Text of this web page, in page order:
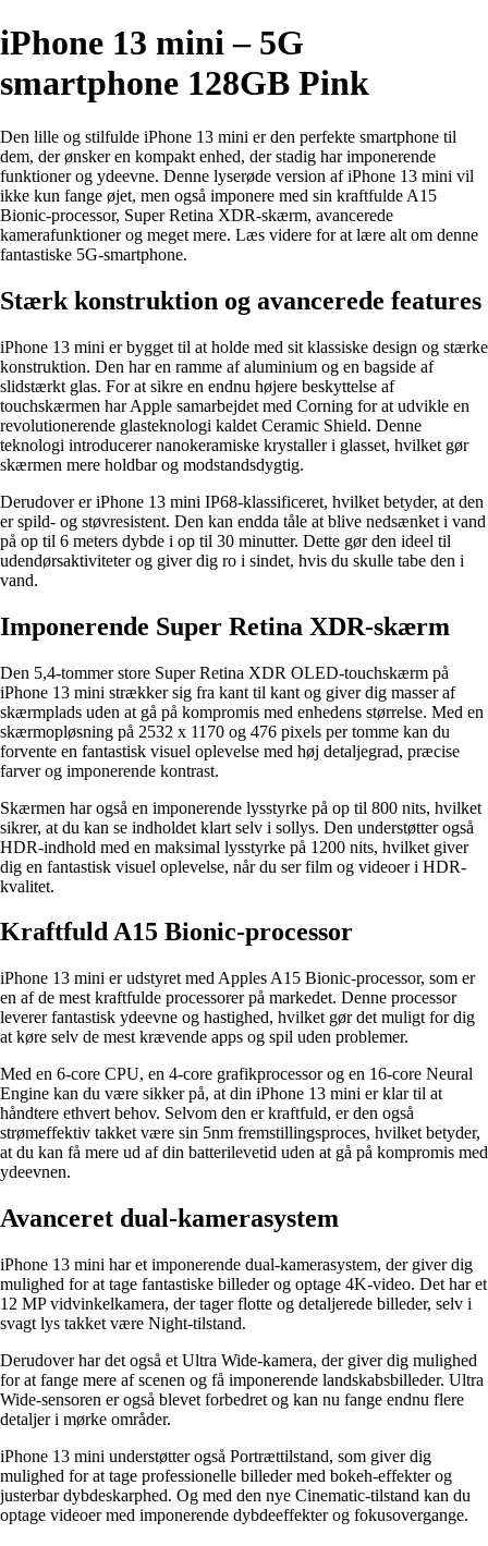
iPhone 13 mini – 5G
smartphone 128GB Pink
Den lille og stilfulde iPhone 13 mini er den perfekte smartphone til
dem, der ønsker en kompakt enhed, der stadig har imponerende
funktioner og ydeevne. Denne lyserøde version af iPhone 13 mini vil
ikke kun fange øjet, men også imponere med sin kraftfulde A15
Bionic-processor, Super Retina XDR-skærm, avancerede
kamerafunktioner og meget mere. Læs videre for at lære alt om denne
fantastiske 5G-smartphone.
Stærk konstruktion og avancerede features
iPhone 13 mini er bygget til at holde med sit klassiske design og stærke
konstruktion. Den har en ramme af aluminium og en bagside af
slidstærkt glas. For at sikre en endnu højere beskyttelse af
touchskærmen har Apple samarbejdet med Corning for at udvikle en
revolutionerende glasteknologi kaldet Ceramic Shield. Denne
teknologi introducerer nanokeramiske krystaller i glasset, hvilket gør
skærmen mere holdbar og modstandsdygtig.
Derudover er iPhone 13 mini IP68-klassificeret, hvilket betyder, at den
er spild- og støvresistent. Den kan endda tåle at blive nedsænket i vand
på op til 6 meters dybde i op til 30 minutter. Dette gør den ideel til
udendørsaktiviteter og giver dig ro i sindet, hvis du skulle tabe den i
vand.
Imponerende Super Retina XDR-skærm
Den 5,4-tommer store Super Retina XDR OLED-touchskærm på
iPhone 13 mini strækker sig fra kant til kant og giver dig masser af
skærmplads uden at gå på kompromis med enhedens størrelse. Med en
skærmopløsning på 2532 x 1170 og 476 pixels per tomme kan du
forvente en fantastisk visuel oplevelse med høj detaljegrad, præcise
farver og imponerende kontrast.
Skærmen har også en imponerende lysstyrke på op til 800 nits, hvilket
sikrer, at du kan se indholdet klart selv i sollys. Den understøtter også
HDR-indhold med en maksimal lysstyrke på 1200 nits, hvilket giver
dig en fantastisk visuel oplevelse, når du ser film og videoer i HDR-
kvalitet.
Kraftfuld A15 Bionic-processor
iPhone 13 mini er udstyret med Apples A15 Bionic-processor, som er
en af de mest kraftfulde processorer på markedet. Denne processor
leverer fantastisk ydeevne og hastighed, hvilket gør det muligt for dig
at køre selv de mest krævende apps og spil uden problemer.
Med en 6-core CPU, en 4-core grafikprocessor og en 16-core Neural
Engine kan du være sikker på, at din iPhone 13 mini er klar til at
håndtere ethvert behov. Selvom den er kraftfuld, er den også
strømeffektiv takket være sin 5nm fremstillingsproces, hvilket betyder,
at du kan få mere ud af din batterilevetid uden at gå på kompromis med
ydeevnen.
Avanceret dual-kamerasystem
iPhone 13 mini har et imponerende dual-kamerasystem, der giver dig
mulighed for at tage fantastiske billeder og optage 4K-video. Det har et
12 MP vidvinkelkamera, der tager flotte og detaljerede billeder, selv i
svagt lys takket være Night-tilstand.
Derudover har det også et Ultra Wide-kamera, der giver dig mulighed
for at fange mere af scenen og få imponerende landskabsbilleder. Ultra
Wide-sensoren er også blevet forbedret og kan nu fange endnu flere
detaljer i mørke områder.
iPhone 13 mini understøtter også Portrættilstand, som giver dig
mulighed for at tage professionelle billeder med bokeh-effekter og
justerbar dybdeskarphed. Og med den nye Cinematic-tilstand kan du
optage videoer med imponerende dybdeeffekter og fokusovergange.